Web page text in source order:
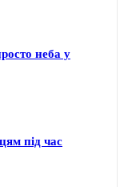
неба у
під час